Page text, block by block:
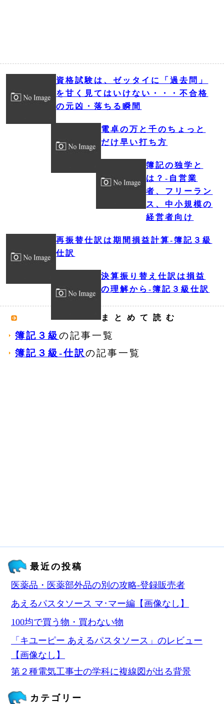
資格試験は、ゼッタイに「過去問」
を甘く見てはいけない・・・不合格
の元凶・落ちる瞬間
電卓の万と千のちょっと
だけ早い打ち方
簿記の独学と
は？‐自営業
者、フリーラン
ス、中小規模の
経営者向け
再振替仕訳は期間損益計算‐簿記３級
仕訳
決算振り替え仕訳は損益
の理解から‐簿記３級仕訳
まとめて読む
簿記３級 の記事一覧
簿記３級‐仕訳の記事一覧
最近の投稿
医薬品・医薬部外品の別の攻略‐登録販売者
あえるパスタソース マ･マー編【画像なし】
100均で買う物・買わない物
「キユーピー あえるパスタソース」のレビュー
【画像なし】
第２種電気工事士の学科に複線図が出る背景
カテゴリー